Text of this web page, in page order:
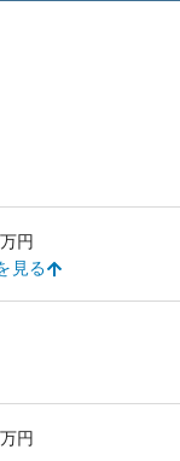
万円
見る
万円